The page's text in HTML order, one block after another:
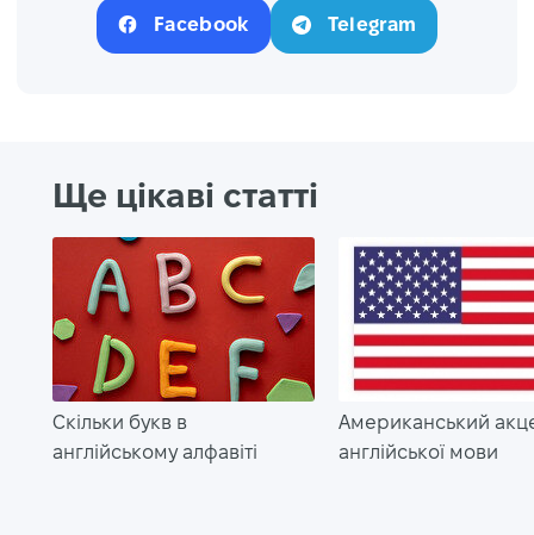
Facebook Telegram
Ще цікаві статті
Скільки букв в
англійському алфавіті
Американський
англійської мови